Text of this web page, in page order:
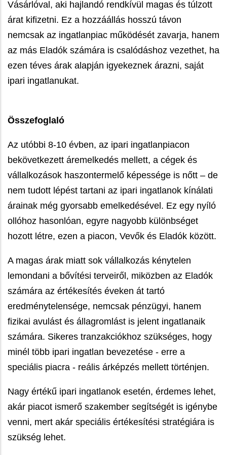
Vásárlóval, aki hajlandó rendkívül magas és túlzott
árat kifizetni. Ez a hozzáállás hosszú távon
nemcsak az ingatlanpiac működését zavarja, hanem
az más Eladók számára is csalódáshoz vezethet, ha
ezen téves árak alapján igyekeznek árazni, saját
ipari ingatlanukat.
Összefoglaló
Az utóbbi 8-10 évben, az ipari ingatlanpiacon
bekövetkezett áremelkedés mellett, a cégek és
vállalkozások haszontermelő képessége is nőtt – de
nem tudott lépést tartani az ipari ingatlanok kínálati
árainak még gyorsabb emelkedésével. Ez egy nyíló
ollóhoz hasonlóan, egyre nagyobb különbséget
hozott létre, ezen a piacon, Vevők és Eladók között.
A magas árak miatt sok vállalkozás kénytelen
lemondani a bővítési terveiről, miközben az Eladók
számára az értékesítés éveken át tartó
eredménytelensége, nemcsak pénzügyi, hanem
fizikai avulást és állagromlást is jelent ingatlanaik
számára. Sikeres tranzakciókhoz szükséges, hogy
minél több ipari ingatlan bevezetése - erre a
speciális piacra - reális árképzés mellett történjen.
Nagy értékű ipari ingatlanok esetén, érdemes lehet,
akár piacot ismerő szakember segítségét is igénybe
venni, mert akár speciális értékesítési stratégiára is
szükség lehet.